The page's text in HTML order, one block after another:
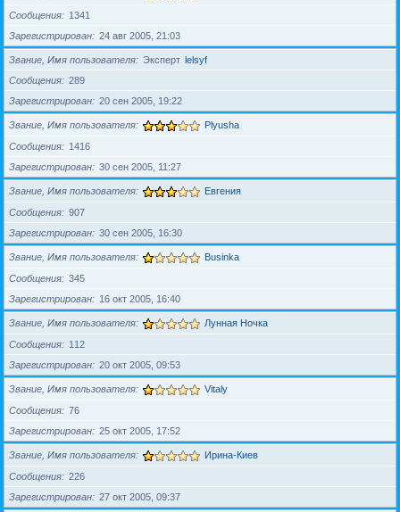
Сообщения
1341
Зарегистрирован
24 авг 2005, 21:03
Звание, Имя пользователя Эксперт lelsyf
Сообщения
289
Зарегистрирован
20 сен 2005, 19:22
Звание, Имя пользователя Plyusha
Сообщения
1416
Зарегистрирован
30 сен 2005, 11:27
Звание, Имя пользователя Евгения
Сообщения
907
Зарегистрирован
30 сен 2005, 16:30
Звание, Имя пользователя Businka
Сообщения
345
Зарегистрирован
16 окт 2005, 16:40
Звание, Имя пользователя Лунная Ночка
Сообщения
112
Зарегистрирован
20 окт 2005, 09:53
Звание, Имя пользователя Vitaly
Сообщения
76
Зарегистрирован
25 окт 2005, 17:52
Звание, Имя пользователя Ирина-Киев
Сообщения
226
Зарегистрирован
27 окт 2005, 09:37